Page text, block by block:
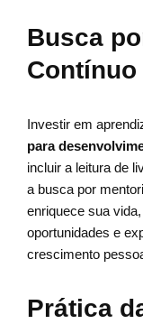
Busca
Contínuo
Investir em
para
incluir a leitura de
a busca por
enriquece sua
oportunidades e
crescimento
Prática